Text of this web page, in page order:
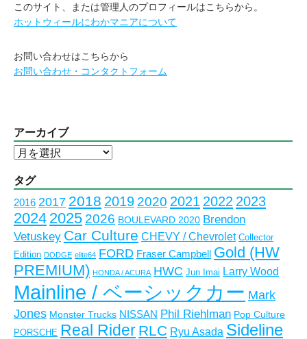
このサイト、または管理人のプロフィールはこちらから。
ホットウィールにわかマニアについて
お問い合わせはこちらから
お問い合わせ・コンタクトフォーム
アーカイブ
ア
カ
ブ
タグ
2016 2017 2018 2019 2020 2021 2022 2023
2024 2025 2026 BOULEVARD 2020 Brendon
Vetuskey Car Culture CHEVY / Chevrolet Collector
Edition DODGE elite64 FORD Fraser Campbell
Gold (HW
PREMIUM) HONDA / ACURA HWC Jun Imai Larry Wood
Mainline / ベーシックカー Mark
Jones Monster Trucks NISSAN Phil Riehlman Pop Culture
PORSCHE Real Rider RLC Ryu Asada Sideline